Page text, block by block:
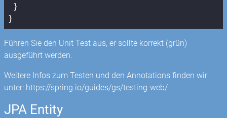
}
}
Führen Sie den Unit Test aus, er sollte korrekt (grün)
ausgeführt werden.
Weitere Infos zum Testen und den Annotations finden wir
unter: https://spring.io/guides/gs/testing-web/
JPA Entity